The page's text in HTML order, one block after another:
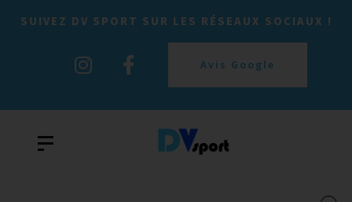
SUIVEZ DV SPORT SUR LES RÉSEAUX SOCIAUX !
Avis Google